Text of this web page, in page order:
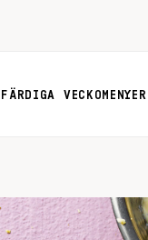
FÄRDIGA VECKOMENYER